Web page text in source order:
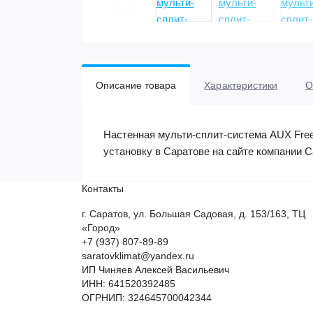
Описание товара Характеристики
Настенная мульти-сплит-система AUX
установку в Саратове на сайте компании
Контакты
г. Саратов, ул. Большая Садовая, д. 153/163, ТЦ
«Город»
+7 (937) 807-89-89
saratovklimat@yandex.ru
ИП Чиняев Алексей Васильевич
ИНН: 641520392485
ОГРНИП: 324645700042344